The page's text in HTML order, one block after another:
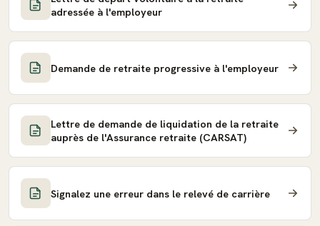
adressée à l'employeur
Demande de retraite progressive à l'employeur
Lettre de demande de liquidation de la retraite
auprès de l'Assurance retraite (CARSAT)
Signalez une erreur dans le relevé de carrière